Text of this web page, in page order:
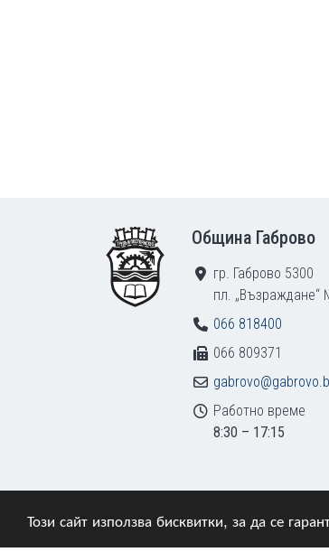
Този сайт използва бисквитки, за да се
Община Габрово
гр. Габрово 5300
пл. „Възраждане“
066 818400
066 809371
Работно време
8:30 – 17:15
© 2009–2026 Община Габрово.